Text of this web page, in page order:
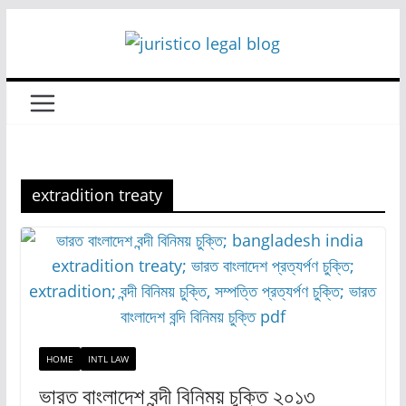
extradition treaty
HOME INTL LAW
ভারত বাংলাদেশ বন্দী বিনিময় চুক্তি ২০১৩